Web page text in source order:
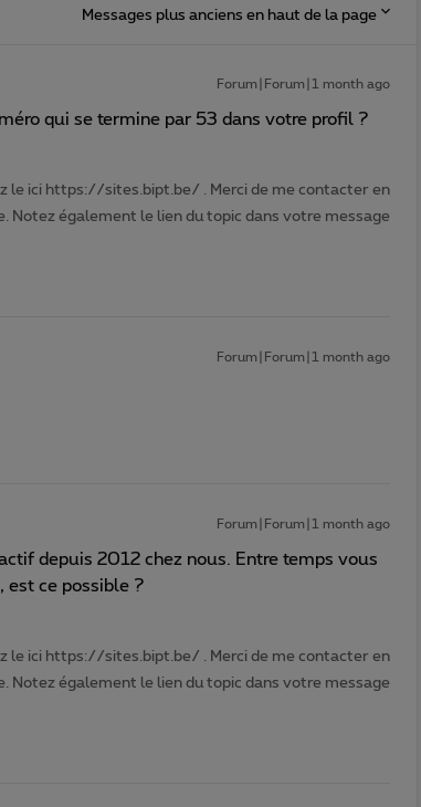
Messages plus anciens en haut de la page
Forum|Forum|1 month ago
qui se termine par 53 dans votre profil ?
le ici https://sites.bipt.be/ . Merci de me contacter en
Notez également le lien du topic dans votre message
Forum|Forum|1 month ago
Forum|Forum|1 month ago
depuis 2012 chez nous. Entre temps vous
est ce possible ?
le ici https://sites.bipt.be/ . Merci de me contacter en
Notez également le lien du topic dans votre message